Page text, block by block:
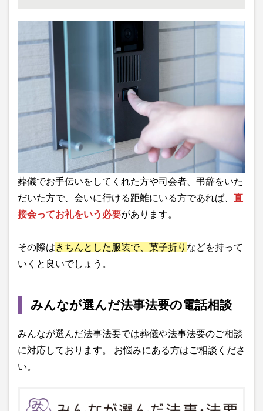
葬儀でお手伝いをしてくれた方や司会者、弔辞をいた
だいた方で、会いに行ける距離にいる方であれば、 直
接会ってお礼をいう必要があります。
その際はきちんとした服装で、菓子折り などを持って
いくと良いでしょう。
みんなが選んだ法事法要の電話相談
みんなが選んだ法事法要では葬儀や法事法要のご相談
に対応しております。 お悩みにある方はご相談くださ
い。